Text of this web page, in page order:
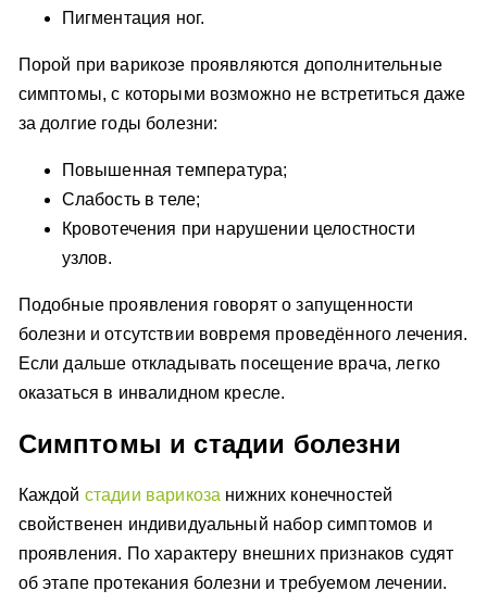
Пигментация ног.
Порой при варикозе проявляются дополнительные
симптомы, с которыми возможно не встретиться даже
за долгие годы болезни:
Повышенная температура;
Слабость в теле;
Кровотечения при нарушении целостности
узлов.
Подобные проявления говорят о запущенности
болезни и отсутствии вовремя проведённого лечения.
Если дальше откладывать посещение врача, легко
оказаться в инвалидном кресле.
Симптомы и стадии болезни
Каждой стадии варикоза нижних конечностей
свойственен индивидуальный набор симптомов и
проявления. По характеру внешних признаков судят
об этапе протекания болезни и требуемом лечении.